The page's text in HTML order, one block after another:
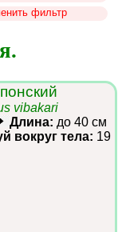
фильтр
vibakari
Длина: до 40 см
вокруг тела: 19